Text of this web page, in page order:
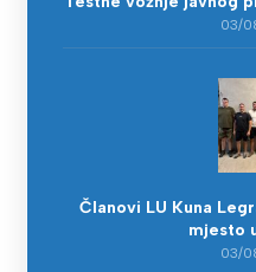
03/
Članovi LU Kuna
mjesto
03/